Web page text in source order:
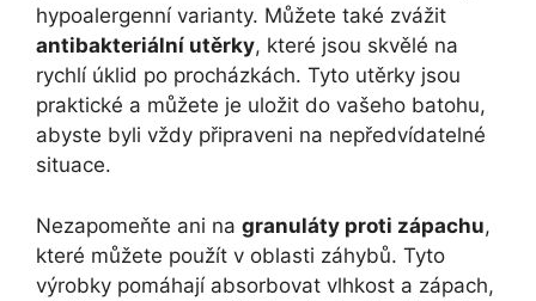
hypoalergenní varianty. Můžete⁤ také zvážit
antibakteriální utěrky, ‌které jsou skvělé⁢ na
rychlí ​úklid po‍ procházkách. Tyto utěrky jsou⁣
praktické a můžete je⁢ uložit‌ do vašeho batohu, ​
abyste⁣ byli ‌vždy připraveni na ‍nepředvídatelné
situace.
Nezapomeňte ani‌ na granuláty ⁣proti zápachu,
které můžete použít v⁣ oblasti záhybů. Tyto
výrobky pomáhají absorbovat vlhkost a ⁣zápach,